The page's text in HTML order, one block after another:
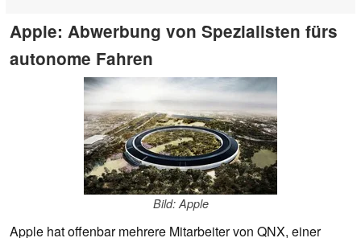
Apple: Abwerbung von Spezialisten fürs
autonome Fahren
Bild: Apple
Apple hat offenbar mehrere Mitarbeiter von QNX, einer